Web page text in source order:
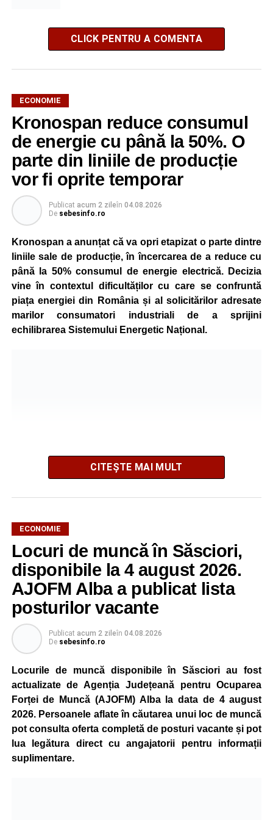
CLICK PENTRU A COMENTA
ECONOMIE
Kronospan reduce consumul
de energie cu până la 50%. O
parte din liniile de producție
vor fi oprite temporar
Publicat acum 2 zileîn 04.08.2026
De sebesinfo.ro
Kronospan a anunțat că va opri etapizat o parte dintre
liniile sale de producție, în încercarea de a reduce cu
până la 50% consumul de energie electrică. Decizia
vine în contextul dificultăților cu care se confruntă
piața energiei din România și al solicitărilor adresate
marilor consumatori industriali de a sprijini
echilibrarea Sistemului Energetic Național.
Potrivit unui comunicat al companiei, măsura va fi aplicată
gradual, în funcție de necesitățile sistemului energetic.
Reprezentanții Kronospan precizează că evoluția situației
este monitorizată permanent, iar activitatea va reveni la
capacitate normală imediat ce condițiile vor permite.
Compania dă asigurări că oprirea temporară a unor linii
de producție nu va afecta livrările către clienți.
Kronospan se numără printre cei mai mari consumatori de
energie electrică din România. O parte din necesarul
energetic este acoperită prin producția proprie de energie,
realizată cu ajutorul panourilor fotovoltaice și al unităților
de cogenerare.
Reprezentanții companiei afirmă că vor continua
colaborarea cu autoritățile și operatorii din domeniul
energetic pentru a contribui la depășirea perioadei dificile
CITEȘTE MAI MULT
ECONOMIE
Locuri de muncă în Săsciori,
disponibile la 4 august 2026.
AJOFM Alba a publicat lista
posturilor vacante
Publicat acum 2 zileîn 04.08.2026
De sebesinfo.ro
Locurile de muncă disponibile în Săsciori au fost
actualizate de Agenția Județeană pentru Ocuparea
Forței de Muncă (AJOFM) Alba la data de 4 august
2026. Persoanele aflate în căutarea unui loc de muncă
pot consulta oferta completă de posturi vacante și pot
lua legătura direct cu angajatorii pentru informații
suplimentare.